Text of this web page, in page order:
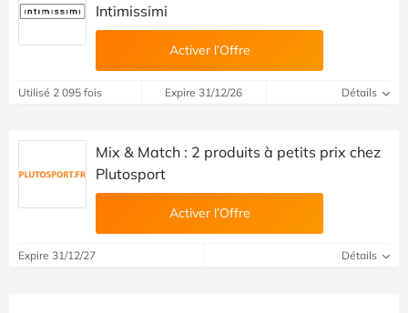
Intimissimi
Activer l’Offre
Utilisé 2 095 fois Expire 31/12/26 Détails
Mix & Match : 2 produits à petits prix chez
Plutosport
Activer l’Offre
Expire 31/12/27 Détails